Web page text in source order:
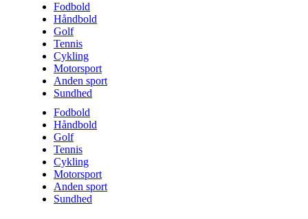
Fodbold
Håndbold
Golf
Tennis
Cykling
Motorsport
Anden sport
Sundhed
Fodbold
Håndbold
Golf
Tennis
Cykling
Motorsport
Anden sport
Sundhed